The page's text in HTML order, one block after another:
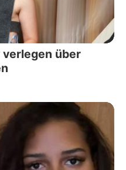
verlegen über